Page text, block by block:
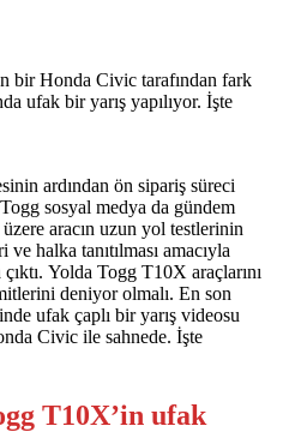
bir Honda Civic tarafından fark
ufak bir yarış yapılıyor. İşte
ardından ön sipariş süreci
sosyal medya da gündem
aracın uzun yol testlerinin
halka tanıtılması amacıyla
Yolda Togg T10X araçlarını
deniyor olmalı. En son
ufak çaplı bir yarış videosu
Civic ile sahnede. İşte
T10X’in ufak